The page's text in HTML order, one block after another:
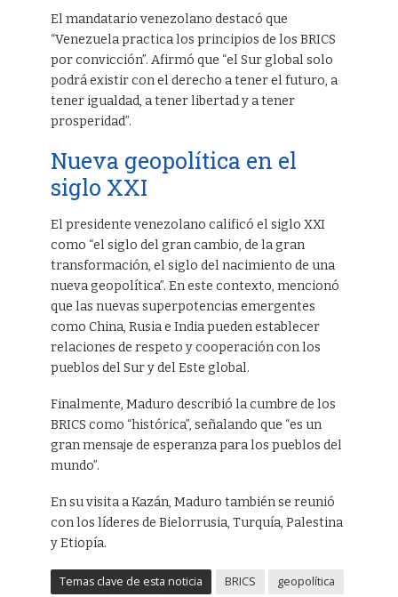
El mandatario venezolano destacó que
“Venezuela practica los principios de los BRICS
por convicción”. Afirmó que “el Sur global solo
podrá existir con el derecho a tener el futuro, a
tener igualdad, a tener libertad y a tener
prosperidad”.
Nueva geopolítica en el
siglo XXI
El presidente venezolano calificó el siglo XXI
como “el siglo del gran cambio, de la gran
transformación, el siglo del nacimiento de una
nueva geopolítica”. En este contexto, mencionó
que las nuevas superpotencias emergentes
como China, Rusia e India pueden establecer
relaciones de respeto y cooperación con los
pueblos del Sur y del Este global.
Finalmente, Maduro describió la cumbre de los
BRICS como “histórica”, señalando que “es un
gran mensaje de esperanza para los pueblos del
mundo”.
En su visita a Kazán, Maduro también se reunió
con los líderes de Bielorrusia, Turquía, Palestina
y Etiopía.
Temas clave de esta noticia BRICS
geopolítica